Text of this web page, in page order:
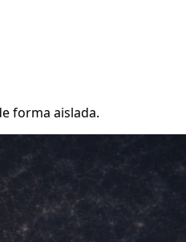
forma aislada.